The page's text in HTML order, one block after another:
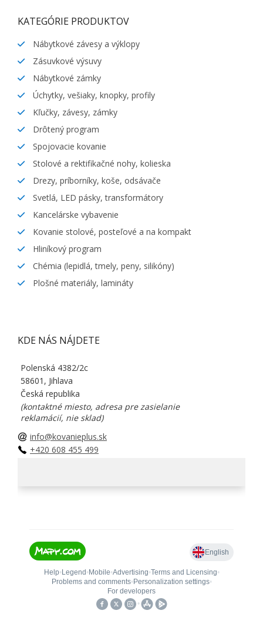
KATEGÓRIE PRODUKTOV
Nábytkové závesy a výklopy
Zásuvkové výsuvy
Nábytkové zámky
Úchytky, vešiaky, knopky, profily
Kľučky, závesy, zámky
Drôtený program
Spojovacie kovanie
Stolové a rektifikačné nohy, kolieska
Drezy, príborníky, koše, odsávače
Svetlá, LED pásky, transformátory
Kancelárske vybavenie
Kovanie stolové, posteľové a na kompakt
Hliníkový program
Chémia (lepidlá, tmely, peny, silikóny)
Plošné materiály, lamináty
KDE NÁS NÁJDETE
Polenská 4382/2c
58601, Jihlava
Česká republika
(kontaktné miesto, adresa pre zasielanie
reklamácií, nie sklad)
info@kovanieplus.sk
+420 608 455 499